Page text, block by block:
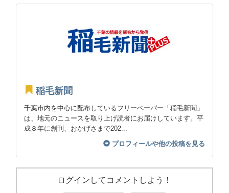
稲毛新聞
千葉市内を中心に配布しているフリーペーパー「稲毛新聞」
は、地元のニュースを取り上げ読者にお届けしています。平
成８年に創刊、おかげさまで202...
プロフィールや他の投稿を見る
ログインしてコメントしよう！